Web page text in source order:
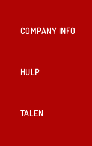
COMPANY INFO
HULP
TALEN